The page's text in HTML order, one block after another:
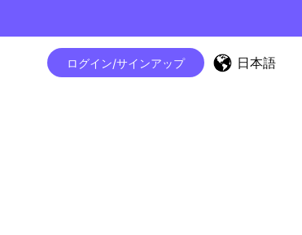
ログイン/サインアップ 日本語